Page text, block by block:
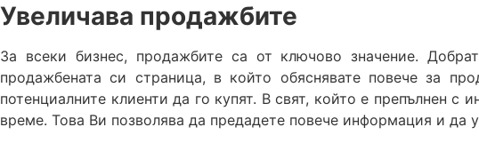
Увеличава продажбите
За всеки бизнес, продажбите са от ключово значение.
продажбената си страница, в който обяснявате повече за
потенциалните клиенти да го купят. В свят, който е препълнен
време. Това Ви позволява да предадете повече информация и да